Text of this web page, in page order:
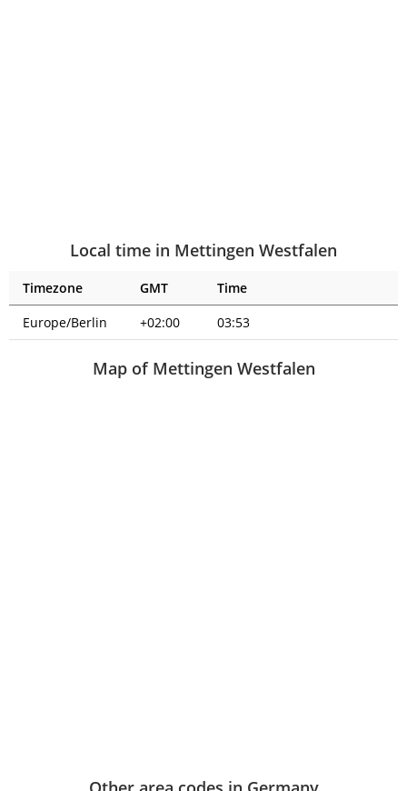
Local time in Mettingen Westfalen
Timezone GMT
Time
Europe/Berlin
+02:00 03:53
Map of Mettingen Westfalen